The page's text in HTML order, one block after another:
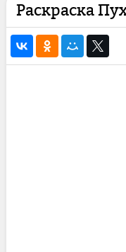
Раскраска